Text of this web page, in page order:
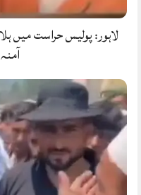
لاہور: پولیس حراست میں